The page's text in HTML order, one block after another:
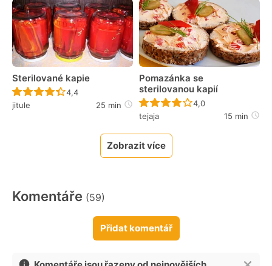
Sterilované kapie
Recept ještě nebyl hodnocen
4,4
jitule
25 min
Pomazánka se
sterilovanou kapií
Recept ještě nebyl
4,0
tejaja
15 min
Zobrazit více
Komentáře (59)
Přidat komentář